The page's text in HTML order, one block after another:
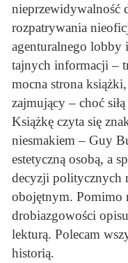
nieprzewidywalność
rozpatrywania
agenturalnego lobby
tajnych informacji –
mocna strona
zajmujący – choć
Książkę czyta się
niesmakiem – Guy
estetyczną osobą, a
decyzji politycznych
obojętnym. Pomimo
drobiazgowości
lekturą. Polecam
historią.